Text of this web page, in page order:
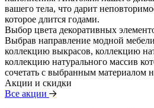
вашего тела, что дарит
которое длится годами.
Выбор цвета декоративных
Выбрав направление модной
коллекцию выкрасов, коллекцию
коллекцию натурального массив
сочетать с выбранным материалом
Акции и скидки
Все акции